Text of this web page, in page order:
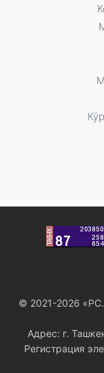
© 2021-2026
Адрес: г.
Регистрация